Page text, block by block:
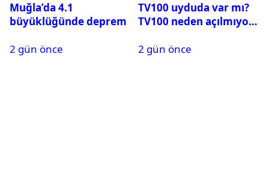
Muğla’da 4.1
büyüklüğünde deprem
2 gün önce
TV100 uyduda var mı?
TV100 neden açılmıyor?
2 gün önce